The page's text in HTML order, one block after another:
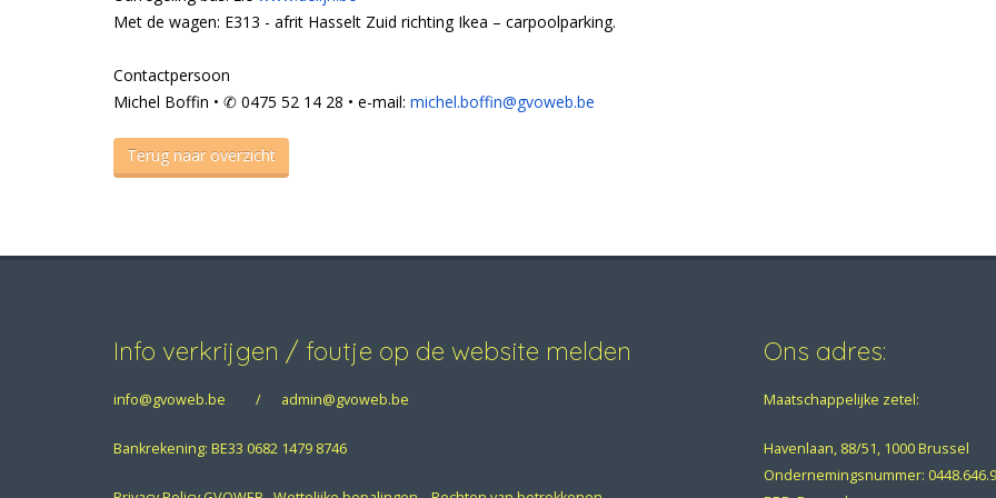
Met de wagen: E313 - afrit Hasselt Zuid richting Ikea – carpoolparking.
Contactpersoon
Michel Boffin • ✆ 0475 52 14 28 • e-mail: michel.boffin@gvoweb.be
Terug naar overzicht
Info verkrijgen / foutje op de website melden
info@gvoweb.be / admin@gvoweb.be
Bankrekening: BE33 0682 1479 8746
Ons adres:
Maatschappelijke zetel:
Havenlaan, 88/51, 1000 Brussel
Ondernemingsnummer: